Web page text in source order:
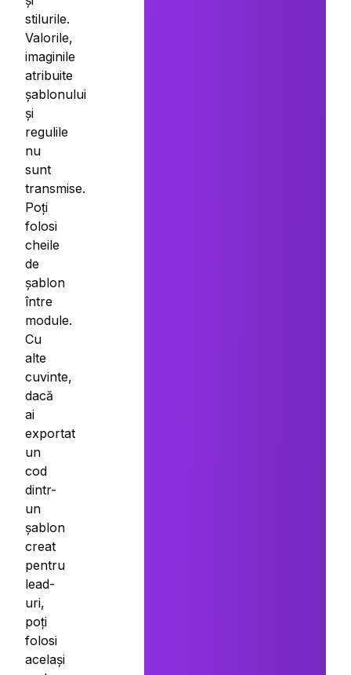
stilurile.
Valorile,
imaginile
atribuite
șablonului
și
regulile
nu
sunt
transmise.
Poți
folosi
cheile
de
șablon
între
module.
Cu
alte
cuvinte,
dacă
ai
exportat
un
cod
dintr-
un
șablon
creat
pentru
lead-
uri,
poți
folosi
același